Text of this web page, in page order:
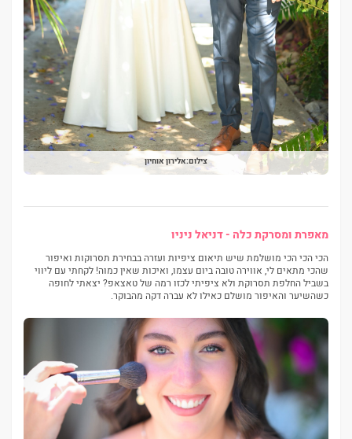
צילום:אלירון אוחיון
מאפרת ומסרקת כלה - דניאל ניניו
הכי הכי הכי מושלמת שיש תיאום ציפיות ועזרה בבחירת תסרוקות ואיפור
שהכי מתאים לי, אווירה טובה ביום עצמו, ואיכות שאין כמוה! לקחתי עם ליווי
בשביל החלפת תסרוקת ולא ציפיתי לכזו רמה של טאצאפ? יצאתי לחופה
כשהשיער והאיפור מושלם כאילו לא עברה דקה מהבוקר.